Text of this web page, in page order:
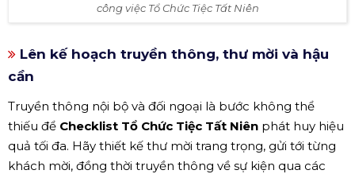
công việc Tổ Chức Tiệc Tất Niên
Lên kế hoạch truyền thông, thư mời và hậu
cần
Truyền thông nội bộ và đối ngoại là bước không thể
thiếu để Checklist Tổ Chức Tiệc Tất Niên phát huy hiệu
quả tối đa. Hãy thiết kế thư mời trang trọng, gửi tới từng
khách mời, đồng thời truyền thông về sự kiện qua các